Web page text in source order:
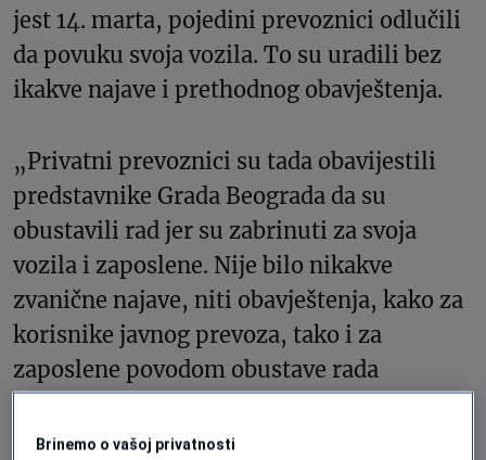
jest 14. marta, pojedini prevoznici odlučili
da povuku svoja vozila. To su uradili bez
ikakve najave i prethodnog obavještenja.
„Privatni prevoznici su tada obavijestili
predstavnike Grada Beograda da su
obustavili rad jer su zabrinuti za svoja
vozila i zaposlene. Nije bilo nikakve
zvanične najave, niti obavještenja, kako za
korisnike javnog prevoza, tako i za
zaposlene povodom obustave rada
Operativno-kontrolni centar Sekretarijata
Brinemo o vašoj privatnosti